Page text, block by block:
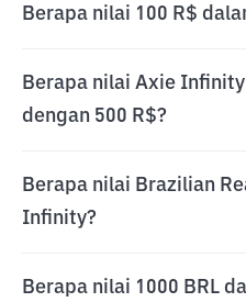
Berapa nilai 100 R$
Berapa nilai Axie
dengan 500 R$?
Berapa nilai Brazilian
Infinity?
Berapa nilai 1000 BRL